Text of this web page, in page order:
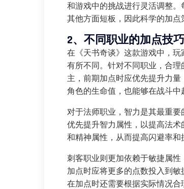
和游戏中的挑战进行灵活调整
其他方面短板，因此科学的加点
2、不同职业的加点技巧
在《天书奇谈》这款游戏中，
有所不同。针对不同职业，合
主，前期加点时应优先提升力
角色的生命值，也能够在战斗中
对于法师职业，智力是其最重
优先提升智力属性，以提高法
和精神属性，从而提高闪避率和
刺客职业则更加依赖于敏捷属
加点时应将更多的点数投入到
在加点时还需要根据实际情况合